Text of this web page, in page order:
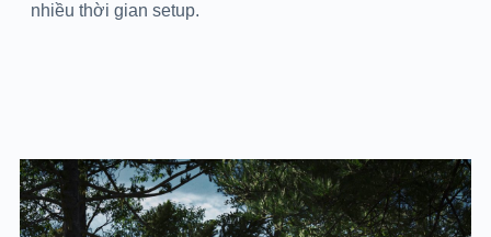
nhiều thời gian setup.